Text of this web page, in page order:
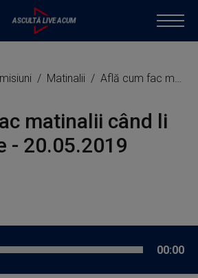
Matinalii Află cum fac matinalii când li se ia sânge
matinalii când li
- 20.05.2019
00:00